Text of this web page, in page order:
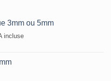
3mm ou 5mm
incluse